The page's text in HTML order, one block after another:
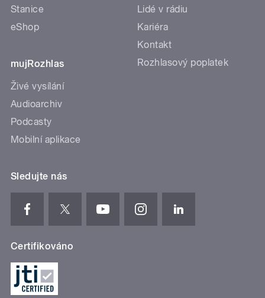
Stanice
eShop
mujRozhlas
Živé vysílání
Audioarchiv
Podcasty
Mobilní aplikace
Lidé v rádiu
Kariéra
Kontakt
Rozhlasový poplatek
Sledujte nás
Certifikováno